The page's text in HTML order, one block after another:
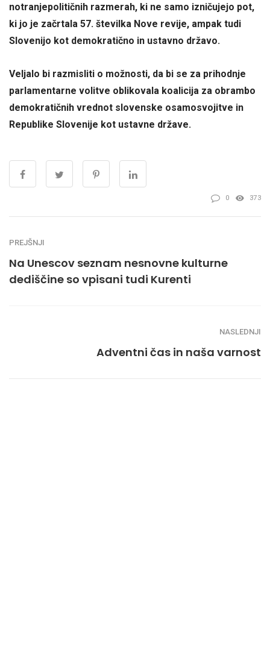
notranjepolitičnih razmerah, ki ne samo izničujejo pot,
ki jo je začrtala 57. številka Nove revije, ampak tudi
Slovenijo kot demokratično in ustavno državo.
Veljalo bi razmisliti o možnosti, da bi se za prihodnje
parlamentarne volitve oblikovala koalicija za obrambo
demokratičnih vrednot slovenske osamosvojitve in
Republike Slovenije kot ustavne države.
0 373
PREJŠNJI
Na Unescov seznam nesnovne kulturne
dediščine so vpisani tudi Kurenti
NASLEDNJI
Adventni čas in naša varnost